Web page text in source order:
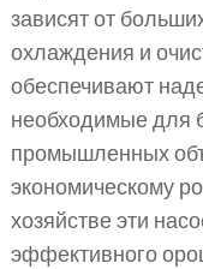
зависят от
охлаждения и
обеспечивают
необходимые для
промышленных
экономическому
хозяйстве эти
эффективного